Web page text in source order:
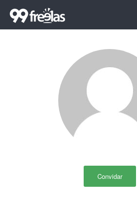
Convidar